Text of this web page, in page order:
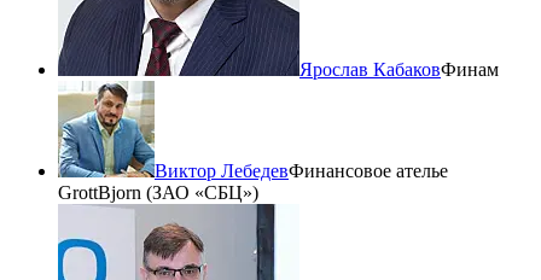
Ярослав КабаковФинам
Виктор ЛебедевФинансовое ателье
GrottBjorn (ЗАО «СБЦ»)